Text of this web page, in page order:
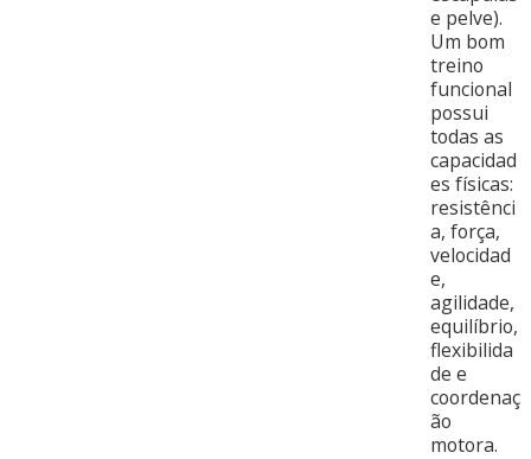
e pelve).
Um bom
treino
funcional
possui
todas as
capacidad
es físicas:
resistênci
a, força,
velocidad
e,
agilidade,
equilíbrio,
flexibilida
de e
coordenaç
ão
motora.